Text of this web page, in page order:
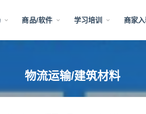
商品/软件 学习培训 商家
物流运输/建筑材料